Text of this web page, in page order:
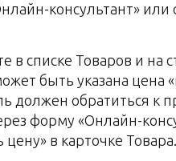
консультант» или
в списке Товаров и на
быть указана цена
должен обратиться к
форму «Онлайн-
в карточке Товара.